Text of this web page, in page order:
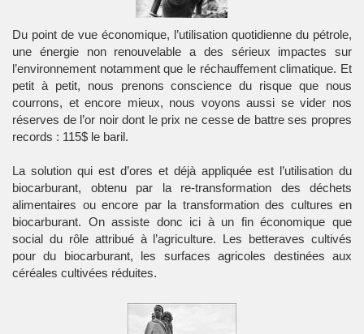
Du point de vue économique, l’utilisation quotidienne du pétrole,
une énergie non renouvelable a des sérieux impactes sur
l’environnement notamment que le réchauffement climatique. Et
petit à petit, nous prenons conscience du risque que nous
courrons, et encore mieux, nous voyons aussi se vider nos
réserves de l’or noir dont le prix ne cesse de battre ses propres
records : 115$ le baril.
La solution qui est d’ores et déjà appliquée est l’utilisation du
biocarburant, obtenu par la re-transformation des déchets
alimentaires ou encore par la transformation des cultures en
biocarburant. On assiste donc ici à un fin économique que
social du rôle attribué à l’agriculture. Les betteraves cultivés
pour du biocarburant, les surfaces agricoles destinées aux
céréales cultivées réduites.